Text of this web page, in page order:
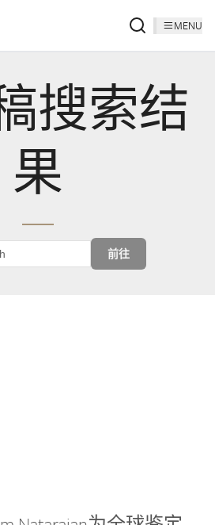
MENU
搜索结
果
前往